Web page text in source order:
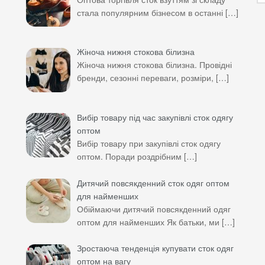
стала популярним бізнесом в останні […]
Жіноча нижня стокова білизна
Жіноча нижня стокова білизна. Провідні
бренди, сезонні переваги, розміри, […]
Вибір товару під час закупівлі сток одягу
оптом
Вибір товару при закупівлі сток одягу
оптом. Поради роздрібним […]
Дитячий повсякденний сток одяг оптом
для найменших
Обіймаючи дитячий повсякденний одяг
оптом для найменших Як батьки, ми […]
Зростаюча тенденція купувати сток одяг
оптом на вагу